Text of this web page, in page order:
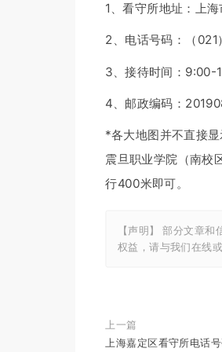
1、看守所地址：上
2、电话号码：（
3、接待时间：9:00-
4、邮政编码：
*各大地图并不直接
震旦职业学院（南校
行400米即可。
【声明】 部分文章
权益，请与我们在线
上一篇
上海嘉定区看守所电话